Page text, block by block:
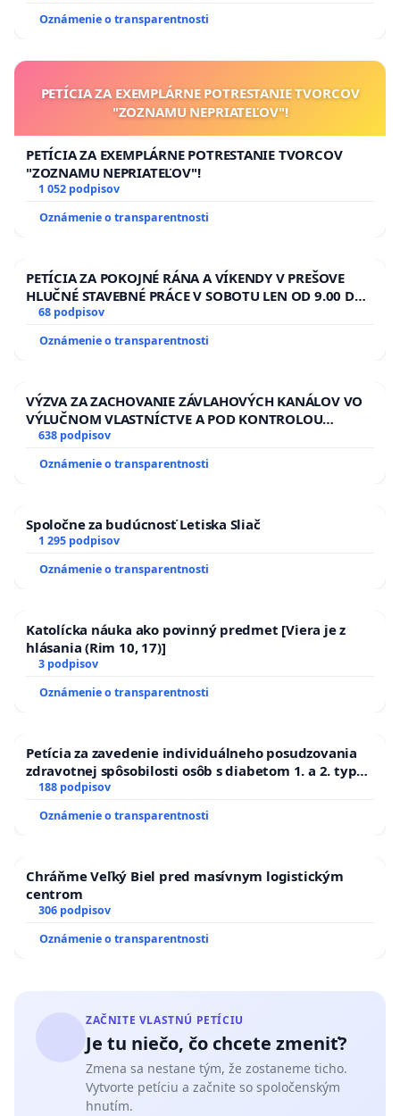
Oznámenie o transparentnosti
PETÍCIA ZA EXEMPLÁRNE POTRESTANIE TVORCOV
"ZOZNAMU NEPRIATEĽOV"!
PETÍCIA ZA EXEMPLÁRNE POTRESTANIE TVORCOV
"ZOZNAMU NEPRIATEĽOV"!
1 052 podpisov
Oznámenie o transparentnosti
PETÍCIA ZA POKOJNÉ RÁNA A VÍKENDY V PREŠOVE
HLUČNÉ STAVEBNÉ PRÁCE V SOBOTU LEN OD 9.00 DO
13.00 HOD., CEZ PRACOVNÝ TÝŽDEŇ CIEĽ 8.00 – 18.00
HOD. A PRAVIDELNÁ KONTROLA STAVBY C-AREA NA
ĎUMBIERSKEJ/MAGU
68 podpisov
Oznámenie o transparentnosti
VÝZVA ZA ZACHOVANIE ZÁVLAHOVÝCH KANÁLOV VO
VÝLUČNOM VLASTNÍCTVE A POD KONTROLOU
SLOVENSKEJ REPUBLIKY & žiadosť na riešenie
zanedbaného stavu závlahových a odvodňovacích
kanálov na Slovensku
638 podpisov
Oznámenie o transparentnosti
Spoločne za budúcnosť Letiska Sliač
1 295 podpisov
Oznámenie o transparentnosti
Katolícka náuka ako povinný predmet [Viera je z
hlásania (Rim 10, 17)]
3 podpisov
Oznámenie o transparentnosti
Petícia za zavedenie individuálneho posudzovania
zdravotnej spôsobilosti osôb s diabetom 1. a 2. typu
pri prijímaní do Policajného zboru SR
188 podpisov
Oznámenie o transparentnosti
Chráňme Veľký Biel pred masívnym logistickým
centrom
306 podpisov
Oznámenie o transparentnosti
ZAČNITE VLASTNÚ PETÍCIU
Je tu niečo, čo chcete zmeniť?
Zmena sa nestane tým, že zostaneme ticho.
Vytvorte petíciu a začnite so spoločenským
hnutím.